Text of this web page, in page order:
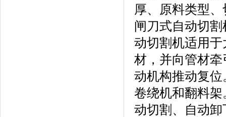
厚、原料类型
闸刀式自动切
动切割机适用
材，并向管材
动机构推动复位
卷绕机和翻料
动切割、自动